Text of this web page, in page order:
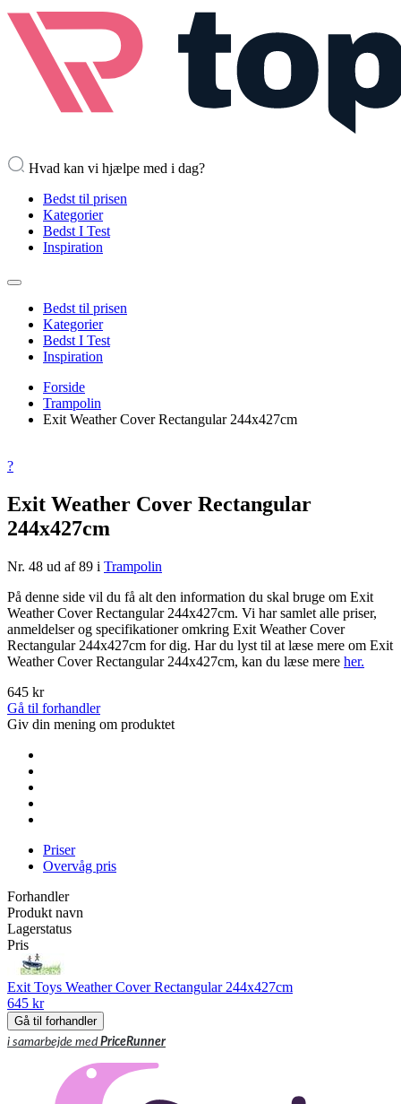
Hvad kan vi hjælpe med i dag?
Bedst til prisen
Kategorier
Bedst I Test
Inspiration
Bedst til prisen
Kategorier
Bedst I Test
Inspiration
Forside
Trampolin
Exit Weather Cover Rectangular 244x427cm
?
Exit Weather Cover Rectangular
244x427cm
Nr. 48 ud af 89 i Trampolin
På denne side vil du få alt den information du skal bruge om Exit
Weather Cover Rectangular 244x427cm. Vi har samlet alle priser,
anmeldelser og specifikationer omkring Exit Weather Cover
Rectangular 244x427cm for dig. Har du lyst til at læse mere om Exit
Weather Cover Rectangular 244x427cm, kan du læse mere her.
645 kr
Gå til forhandler
Giv din mening om produktet
Priser
Overvåg pris
Forhandler
Produkt navn
Lagerstatus
Pris
Exit Toys Weather Cover Rectangular 244x427cm
645 kr
Gå til forhandler
i samarbejde medPriceRunner